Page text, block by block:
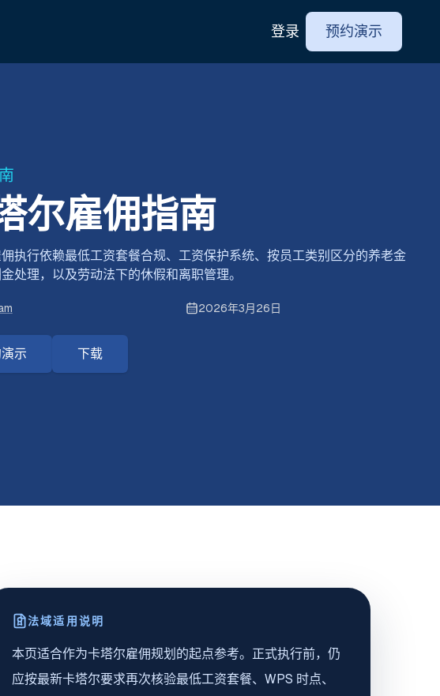
登录 预约演示
尔雇佣指南
执行依赖最低工资套餐合规、工资保护系统、按员工类别区分的养老金
处理，以及劳动法下的休假和离职管理。
2026年3月26日
示 下载
法域适用说明
本页适合作为卡塔尔雇佣规划的起点参考。正式执行前，仍
应按最新卡塔尔要求再次核验最低工资套餐、WPS 时点、